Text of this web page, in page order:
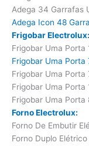
Adega 34 Garrafas
Adega Icon 48
Frigobar Electrolux:
Frigobar Uma Porta
Frigobar Uma
Frigobar Uma
Frigobar Uma Porta
Frigobar Uma
Forno Electrolux:
Forno De Embutir
Forno Duplo